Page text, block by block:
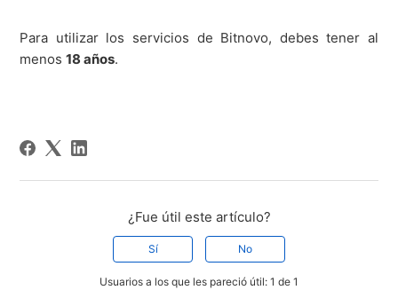
Para utilizar los servicios de Bitnovo, debes tener al
menos18 años.
¿Fue útil este artículo?
Sí No
Usuarios a los que les pareció útil: 1 de 1